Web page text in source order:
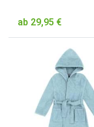
ab 29,95 €